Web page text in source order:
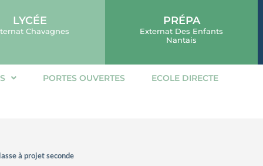
LYCÉE
Chavagnes
PRÉPA
Externat Des Enfants
Nantais
PORTES OUVERTES ECOLE DIRECTE
à projet seconde